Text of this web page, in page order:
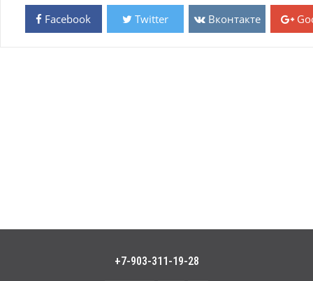
Facebook Twitter Вконтакте
+7-903-311-19-28